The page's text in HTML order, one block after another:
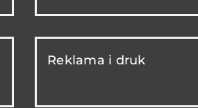
Reklama i druk